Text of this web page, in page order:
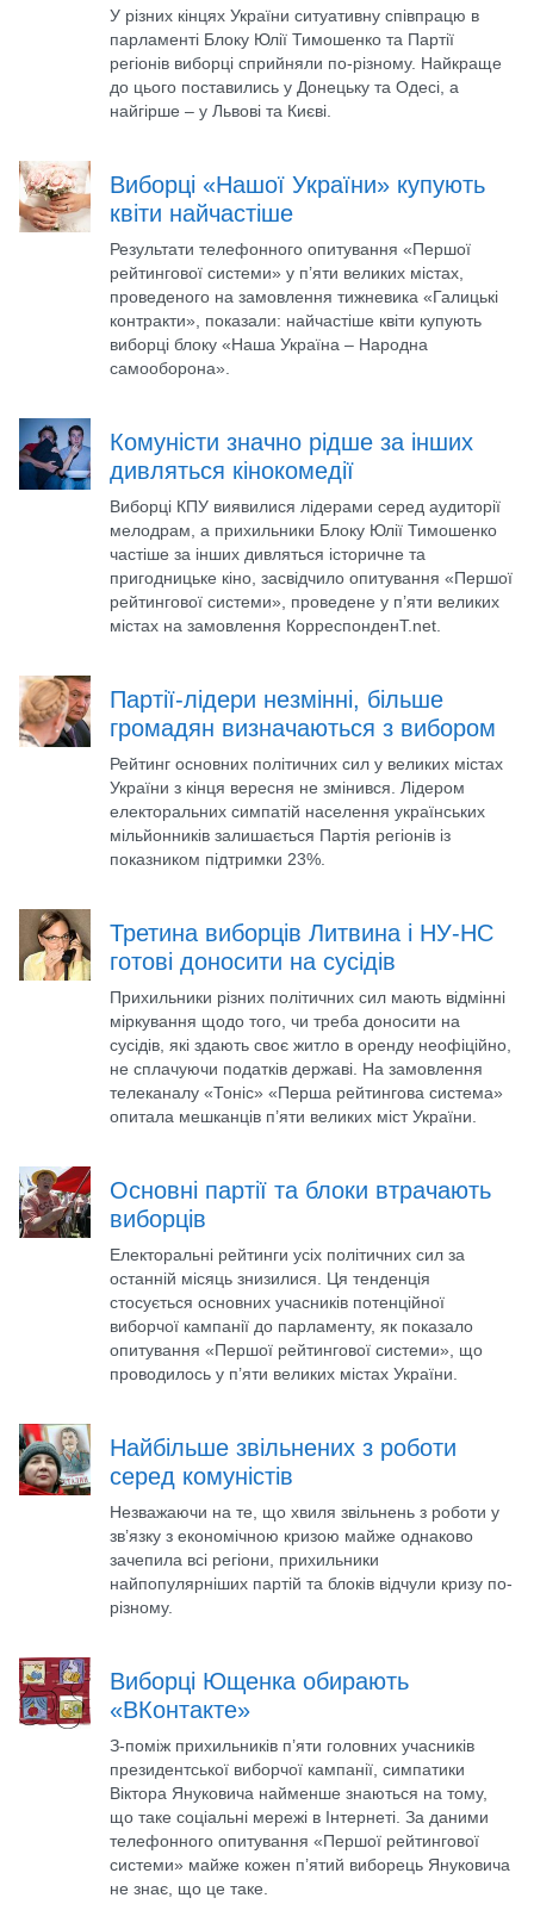
У різних кінцях України ситуативну співпрацю в
парламенті Блоку Юлії Тимошенко та Партії
регіонів виборці сприйняли по-різному. Найкраще
до цього поставились у Донецьку та Одесі, а
найгірше – у Львові та Києві.
Виборці «Нашої України» купують
квіти найчастіше
Результати телефонного опитування «Першої
рейтингової системи» у п’яти великих містах,
проведеного на замовлення тижневика «Галицькі
контракти», показали: найчастіше квіти купують
виборці блоку «Наша Україна – Народна
самооборона».
Комуністи значно рідше за інших
дивляться кінокомедії
Виборці КПУ виявилися лідерами серед аудиторії
мелодрам, а прихильники Блоку Юлії Тимошенко
частіше за інших дивляться історичне та
пригодницьке кіно, засвідчило опитування «Першої
рейтингової системи», проведене у п’яти великих
містах на замовлення КорреспонденТ.net.
Партії-лідери незмінні, більше
громадян визначаються з вибором
Рейтинг основних політичних сил у великих містах
України з кінця вересня не змінився. Лідером
електоральних симпатій населення українських
мільйонників залишається Партія регіонів із
показником підтримки 23%.
Третина виборців Литвина і НУ-НС
готові доносити на сусідів
Прихильники різних політичних сил мають відмінні
міркування щодо того, чи треба доносити на
сусідів, які здають своє житло в оренду неофіційно,
не сплачуючи податків державі. На замовлення
телеканалу «Тоніс» «Перша рейтингова система»
опитала мешканців п’яти великих міст України.
Основні партії та блоки втрачають
виборців
Електоральні рейтинги усіх політичних сил за
останній місяць знизилися. Ця тенденція
стосується основних учасників потенційної
виборчої кампанії до парламенту, як показало
опитування «Першої рейтингової системи», що
проводилось у п’яти великих містах України.
Найбільше звільнених з роботи
серед комуністів
Незважаючи на те, що хвиля звільнень з роботи у
зв’язку з економічною кризою майже однаково
зачепила всі регіони, прихильники
найпопулярніших партій та блоків відчули кризу по-
різному.
Виборці Ющенка обирають
«ВКонтакте»
З-поміж прихильників п’яти головних учасників
президентської виборчої кампанії, симпатики
Віктора Януковича найменше знаються на тому,
що таке соціальні мережі в Інтернеті. За даними
телефонного опитування «Першої рейтингової
системи» майже кожен п’ятий виборець Януковича
не знає, що це таке.